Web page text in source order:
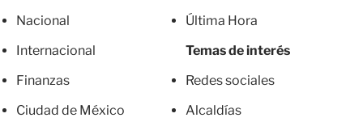
Nacional
Internacional
Finanzas
Ciudad de México
Última Hora
Temas de interés
Redes sociales
Alcaldías